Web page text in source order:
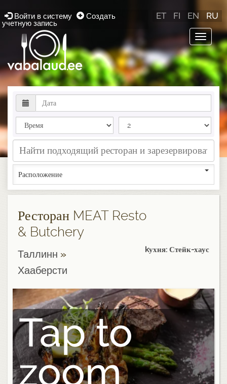
Toggle
Войти в систему
Создать
учетную запись
ET FI EN RU
Расположение
Ресторан MEAT Resto
& Butchery
Таллинн »
Хааберсти
kухня: Стейк-хаус
Tap to
zoom